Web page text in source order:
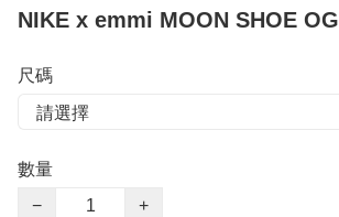
NIKE x emmi MOON SHOE OG
尺碼
數量
−
+